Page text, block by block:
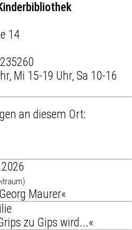
14
Mi 15-19 Uhr, Sa 10-16
an diesem Ort:
Maurer«
zu Gips wird...«